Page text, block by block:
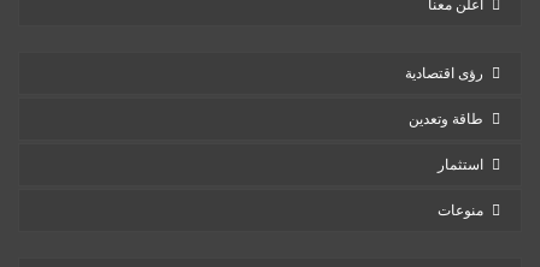
أعلن معنا
رؤى اقتصادية
طاقة وتعدين
استثمار
منوعات